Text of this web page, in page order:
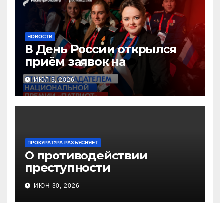
НОВОСТИ
В День России открылся
приём заявок на
Национальную премию
«Патриот»
ИЮЛ 3, 2026
ПРОКУРАТУРА РАЗЪЯСНЯЕТ
О противодействии
преступности
несовершеннолетних и
нарушению их прав
ИЮН 30, 2026